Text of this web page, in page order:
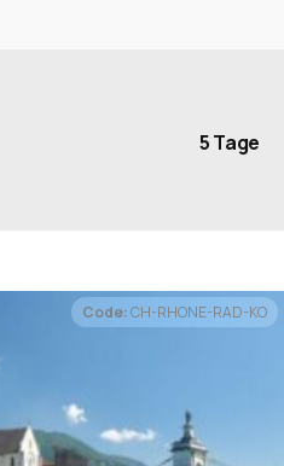
5 Tage
Code:CH-RHONE-RAD-KO